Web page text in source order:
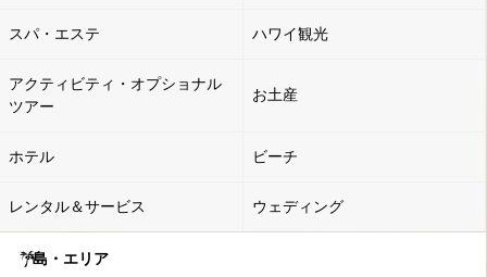
スパ・エステ ハワイ観光
アクティビティ・オプショナル
ツアー
お土産
ホテル ビーチ
レンタル＆サービス ウェディング
島・エリア